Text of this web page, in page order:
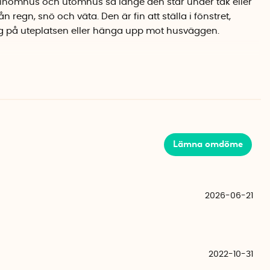
och utomhus så länge den står under tak eller
regn, snö och väta. Den är fin att ställa i fönstret,
på uteplatsen eller hänga upp mot husväggen.
Timer. När lyktan är på ON lyser den konstant till
(ingår ej) och den energisnåla LED-lampan ger en
Lämna omdöme
2026-06-21
2022-10-31